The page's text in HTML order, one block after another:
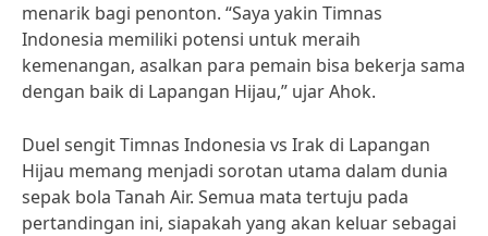
menarik bagi penonton. “Saya yakin Timnas
Indonesia memiliki potensi untuk meraih
kemenangan, asalkan para pemain bisa bekerja sama
dengan baik di Lapangan Hijau,” ujar Ahok.
Duel sengit Timnas Indonesia vs Irak di Lapangan
Hijau memang menjadi sorotan utama dalam dunia
sepak bola Tanah Air. Semua mata tertuju pada
pertandingan ini, siapakah yang akan keluar sebagai